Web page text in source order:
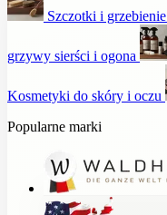
Szczotki i grzebienie
grzywy sierści i ogona
Kosmetyki do skóry i oczu
Popularne marki